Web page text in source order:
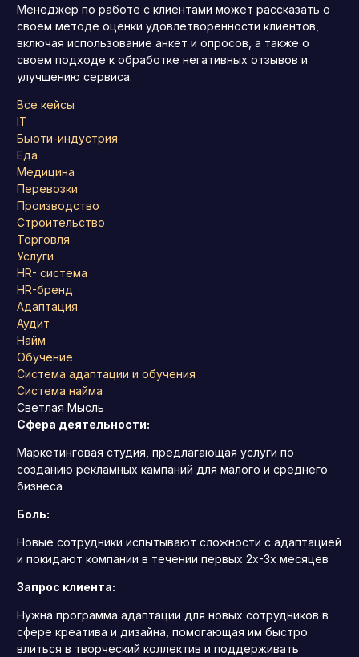
Менеджер по работе с клиентами может рассказать о
своем методе оценки удовлетворенности клиентов,
включая использование анкет и опросов, а также о
своем подходе к обработке негативных отзывов и
улучшению сервиса.
Все кейсы
IT
Бьюти-индустрия
Еда
Медицина
Перевозки
Производство
Строительство
Торговля
Услуги
HR- система
HR-бренд
Адаптация
Аудит
Найм
Обучение
Система адаптации и обучения
Система найма
Светлая Мысль
Сфера деятельности:
Маркетинговая студия, предлагающая услуги по
созданию рекламных кампаний для малого и среднего
бизнеса
Боль:
Новые сотрудники испытывают сложности с адаптацией
и покидают компании в течении первых 2х-3х месяцев
Запрос клиента:
Нужна программа адаптации для новых сотрудников в
сфере креатива и дизайна, помогающая им быстро
влиться в творческий коллектив и поддерживать